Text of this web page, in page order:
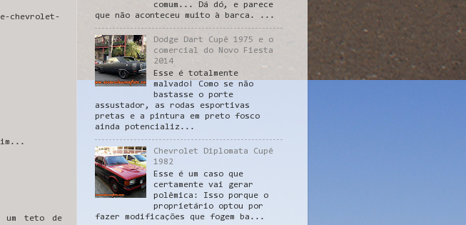
chevrolet-
um teto de
comum... Dá dó, e parece
que não aconteceu muito à barca. ...
Dodge Dart Cupê 1975 e o
comercial do Novo Fiesta
2014
Esse é totalmente
malvado! Como se não
bastasse o porte
assustador, as rodas esportivas
pretas e a pintura em preto fosco
ainda potencializ...
Chevrolet Diplomata Cupê
1982
Esse é um caso que
certamente vai gerar
polêmica: Isso porque o
proprietário optou por
fazer modificações que fogem ba...